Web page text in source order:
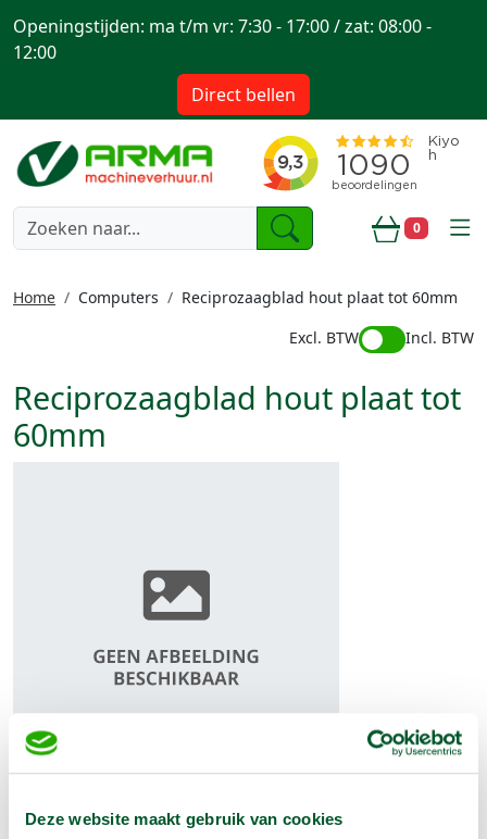
Deze website maakt gebruik van cookies
0
Openingstijden: ma t/m vr: 7:30 - 17:00 / zat: 08:00 -
12:00
Direct bellen
Home Computers
Reciprozaagblad hout plaat tot 60mm
Excl. BTW
Incl. BTW
Reciprozaagblad hout plaat tot
60mm
6,00